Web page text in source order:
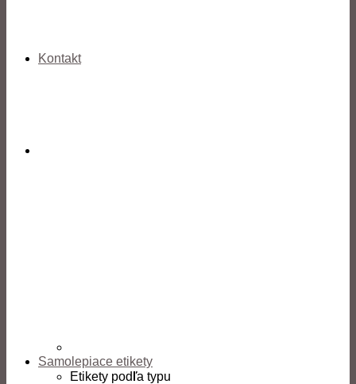
Kontakt
Samolepiace etikety
Etikety podľa typu